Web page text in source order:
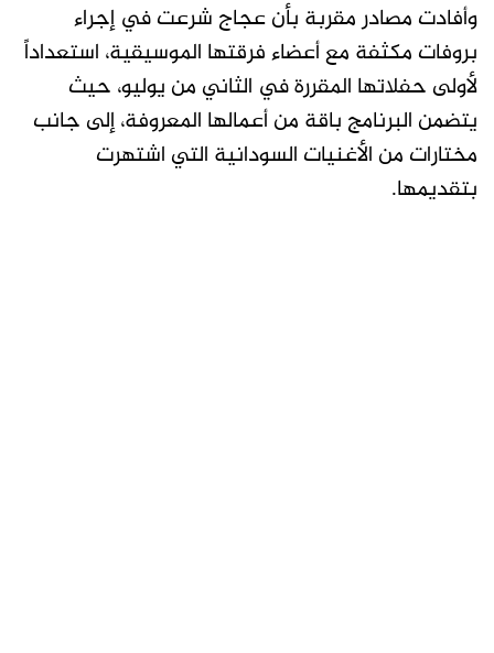
وأفادت مصادر مقربة بأن عجاج شرعت في إجراء
بروفات مكثفة مع أعضاء فرقتها الموسيقية، استعداداً
لأولى حفلاتها المقررة في الثاني من يوليو، حيث
يتضمن البرنامج باقة من أعمالها المعروفة، إلى جانب
مختارات من الأغنيات السودانية التي اشتهرت
بتقديمها.